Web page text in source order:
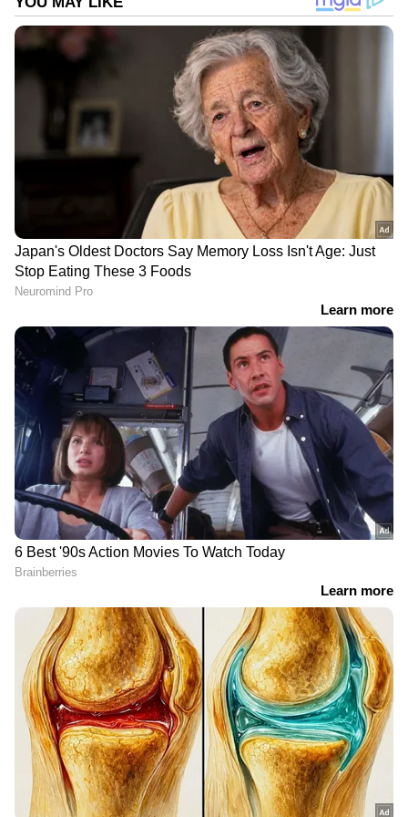
സ്ഥിരീകരിച്ച ആരോഗ്യ പ്രവർത്തകനും
നിലവിൽ കാര്യമായ ആരോഗ്യ പ്രശ്നങ്ങൾ ഇല്ല.
DOWNLOAD APP
Kerala
News
അറിയാൻ എപ്പോഴും ഏഷ്യാനെറ്റ്
ന്യൂസ് വാർത്തകൾ.
Malayalam News
തത്സമയ അപ്‌ഡേറ്റുകളും ആഴത്തിലുള്ള
വിശകലനവും സമഗ്രമായ റിപ്പോർട്ടിംഗും —
എല്ലാം ഒരൊറ്റ സ്ഥലത്ത്. ഏത് സമയത്തും,
എവിടെയും വിശ്വസനീയമായ വാർത്തകൾ
ലഭിക്കാൻAsianet News Malayalam